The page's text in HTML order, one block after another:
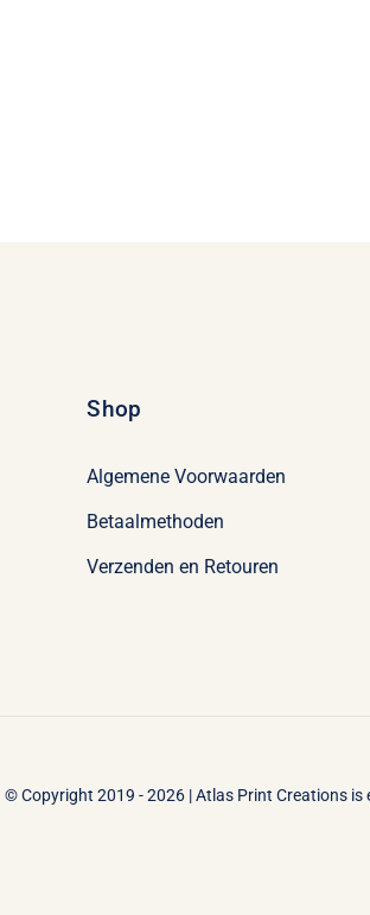
Shop
Algemene Voorwaarden
Betaalmethoden
Verzenden en Retouren
© Copyright 2019 - 2026 | Atlas Print Creations is